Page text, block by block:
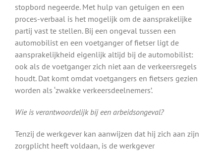
stopbord negeerde. Met hulp van getuigen en een
proces-verbaal is het mogelijk om de aansprakelijke
partij vast te stellen. Bij een ongeval tussen een
automobilist en een voetganger of fietser ligt de
aansprakelijkheid eigenlijk altijd bij de automobilist:
ook als de voetganger zich niet aan de verkeersregels
houdt. Dat komt omdat voetgangers en fietsers gezien
worden als ‘zwakke verkeersdeelnemers’.
Wie is verantwoordelijk bij een arbeidsongeval?
Tenzij de werkgever kan aanwijzen dat hij zich aan zijn
zorgplicht heeft voldaan, is de werkgever